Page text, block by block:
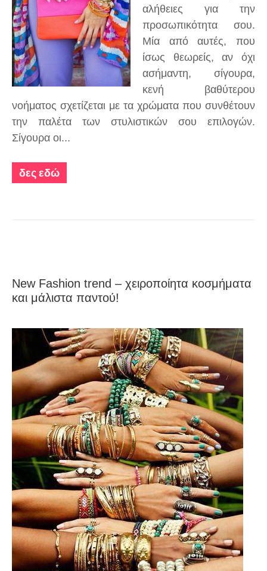
αλήθειες για την
προσωπικότητα σου.
Μία από αυτές, που
ίσως θεωρείς, αν όχι
ασήμαντη, σίγουρα,
κενή βαθύτερου
νοήματος σχετίζεται με τα χρώματα που συνθέτουν
την παλέτα των στυλιστικών σου επιλογών.
Σίγουρα οι...
δες εδώ
New Fashion trend – χειροποίητα κοσμήματα
και μάλιστα παντού!